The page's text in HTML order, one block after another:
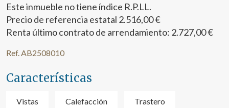
Este inmueble no tiene índice R.P.LL.
Precio de referencia estatal 2.516,00 €
Renta último contrato de arrendamiento: 2.727,00 €
Ref. AB2508010
Características
Vistas Calefacción Trastero